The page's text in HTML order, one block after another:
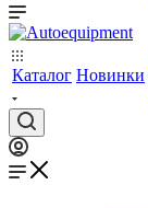
Каталог Новинки